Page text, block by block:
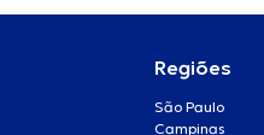
Regiões
São Paulo
Campinas